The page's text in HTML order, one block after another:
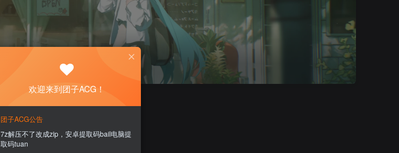
欢迎来到团子ACG！
团子ACG公告
7z解压不了改成zip，安卓提取码bail电脑提
取码tuan